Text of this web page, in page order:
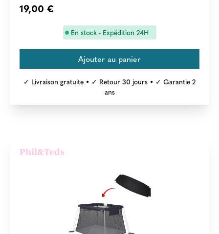
19,00 €
En stock - Expédition 24H
✓ Livraison gratuite • ✓ Retour 30 jours • ✓ Garantie 2
ans
Phil&Teds